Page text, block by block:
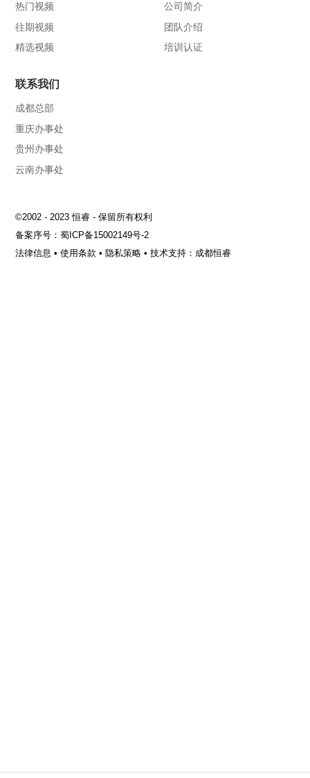
热门视频
往期视频
精选视频
公司简介
团队介绍
培训认证
联系我们
成都总部
重庆办事处
贵州办事处
云南办事处
©2002 - 2023 恒睿 - 保留所有权利
备案序号：蜀ICP备15002149号-2
法律信息 •使用条款 •隐私策略 •技术支持：成都恒睿